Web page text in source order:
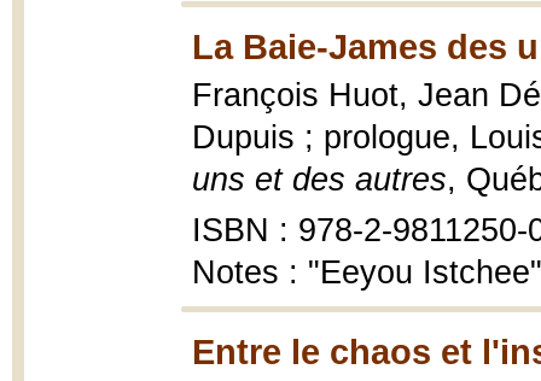
La Baie-James des
François Huot, Jean
Dupuis ; prologue,
uns et des autres,
ISBN : 978-2-9811250-
Notes : "Eeyou Istchee"
Entre le chaos et